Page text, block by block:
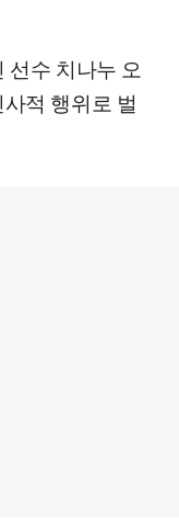
선수 치나누 오
적 행위로 벌